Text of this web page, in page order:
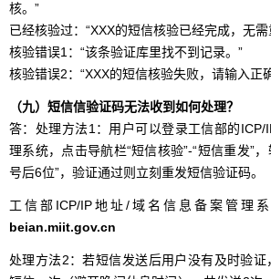
核。”
已经核验过：“XXX的短信核验已经完成，无需
核验错误1：“该条验证库里找不到记录。”
核验错误2：“XXX的短信核验失败，请输入正
（九）短信信验证码无法收到如何处理？
答：处理方法1：用户可以登录工信部的ICP/
理系统，点击导航栏“短信核验”-“短信重发”
号后6位”，验证通过则立刻重发短信验证码。
工信部ICP/IP地址/域名信息备案管理
beian.miit.gov.cn
处理方法2：若短信发送后用户没有及时验